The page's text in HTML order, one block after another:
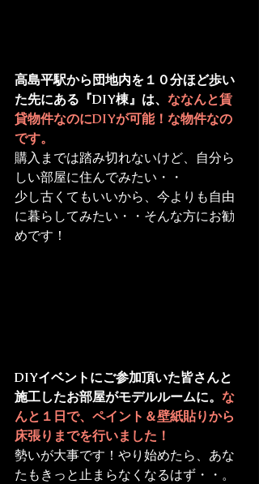
高島平駅から団地内を１０分ほど歩い
た先にある『DIY棟』は、 ななんと賃
貸物件なのにDIYが可能！な物件なの
です。
購入までは踏み切れないけど、自分ら
しい部屋に住んでみたい・・
少し古くてもいいから、今よりも自由
に暮らしてみたい・・そんな方にお勧
めです！
DIYイベントにご参加頂いた皆さんと
施工したお部屋がモデルルームに。 な
んと１日で、ペイント＆壁紙貼りから
床張りまでを行いました！
勢いが大事です！やり始めたら、あな
たもきっと止まらなくなるはず・・。